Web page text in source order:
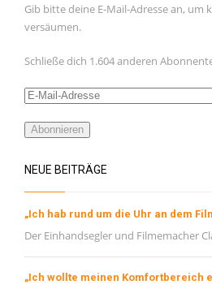
Februar 2021
Oktober 2020
September 2020
Juli 2020
Mai 2020
META
Gib bitte deine E-Mail-Adresse an, um
versäumen.
Schließe dich 1.604 anderen
E-
Adresse
Abonnieren
NEUE BEITRÄGE
„Ich hab rund um die Uhr an dem
Der Einhandsegler und Filmemacher
„Ich wollte meinen Komfortbereich